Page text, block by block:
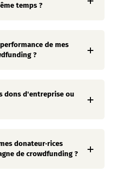
temps ?
de mes
?
dons d'entreprise ou
donateur·rices
de crowdfunding ?